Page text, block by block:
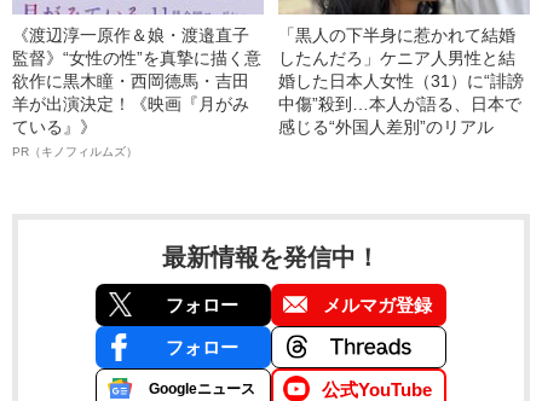
《渡辺淳一原作＆娘・渡邉直子
監督》“女性の性”を真摯に描く意
欲作に黒木瞳・西岡德馬・吉田
羊が出演決定！《映画『月がみ
ている』》
PR（キノフィルムズ）
「黒人の下半身に惹かれて結婚
したんだろ」ケニア人男性と結
婚した日本人女性（31）に“誹謗
中傷”殺到…本人が語る、日本で
感じる“外国人差別”のリアル
最新情報を発信中！
フォロー メルマガ登録
フォロー
Googleニュース 公式YouTube